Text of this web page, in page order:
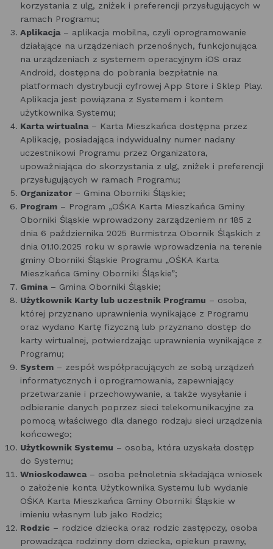
korzystania z ulg, zniżek i preferencji przysługujących w
ramach Programu;
Aplikacja– aplikacja mobilna, czyli oprogramowanie
działające na urządzeniach przenośnych, funkcjonująca
na urządzeniach z systemem operacyjnym iOS oraz
Android, dostępna do pobrania bezpłatnie na
platformach dystrybucji cyfrowej App Store i Sklep Play.
Aplikacja jest powiązana z Systemem i kontem
użytkownika Systemu;
Karta wirtualna– Karta Mieszkańca dostępna przez
Aplikację, posiadająca indywidualny numer nadany
uczestnikowi Programu przez Organizatora,
upoważniająca do skorzystania z ulg, zniżek i preferencji
przysługujących w ramach Programu;
Organizator – Gmina Oborniki Śląskie;
Program – Program „OŚKA Karta Mieszkańca Gminy
Oborniki Śląskie wprowadzony zarządzeniem nr 185 z
dnia 6 października 2025 Burmistrza Obornik Śląskich z
dnia 01.10.2025 roku w sprawie wprowadzenia na terenie
gminy Oborniki Śląskie Programu „OŚKA Karta
Mieszkańca Gminy Oborniki Śląskie”;
Gmina– Gmina Oborniki Śląskie;
Użytkownik Karty lub uczestnik Programu – osoba,
której przyznano uprawnienia wynikające z Programu
oraz wydano Kartę fizyczną lub przyznano dostęp do
karty wirtualnej, potwierdzając uprawnienia wynikające z
Programu;
System – zespół współpracujących ze sobą urządzeń
informatycznych i oprogramowania, zapewniający
przetwarzanie i przechowywanie, a także wysyłanie i
odbieranie danych poprzez sieci telekomunikacyjne za
pomocą właściwego dla danego rodzaju sieci urządzenia
końcowego;
Użytkownik Systemu – osoba, która uzyskała dostęp
do Systemu;
Wnioskodawca– osoba pełnoletnia składająca wniosek
o założenie konta Użytkownika Systemu lub wydanie
OŚKA Karta Mieszkańca Gminy Oborniki Śląskie w
imieniu własnym lub jako Rodzic;
Rodzic – rodzice dziecka oraz rodzic zastępczy, osoba
prowadząca rodzinny dom dziecka, opiekun prawny,